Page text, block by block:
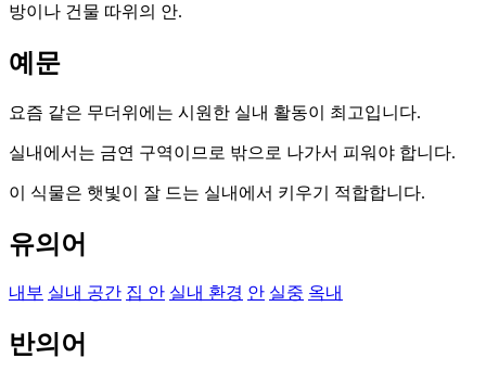
방이나 건물 따위의 안.
예문
요즘 같은 무더위에는 시원한 실내 활동이 최고입니다.
실내에서는 금연 구역이므로 밖으로 나가서 피워야 합니다.
이 식물은 햇빛이 잘 드는 실내에서 키우기 적합합니다.
유의어
내부 실내 공간 집 안 실내 환경 안 실중 옥내
반의어